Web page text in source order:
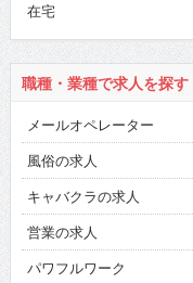
在宅
職種・業種で求人を探す
メールオペレーター
風俗の求人
キャバクラの求人
営業の求人
パワフルワーク